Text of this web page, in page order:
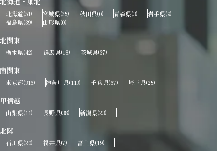
北海道(51) 宮城県(25) 秋田県(0) 青森県(3) 岩手県(9)
福島県(39) 山形県(0)
北関東
栃木県(42) 群馬県(18) 茨城県(37)
南関東
東京都(316) 神奈川県(113) 千葉県(67) 埼玉県(25)
甲信越
山梨県(11) 長野県(38) 新潟県(23)
北陸
石川県(20) 福井県(7) 富山県(19)